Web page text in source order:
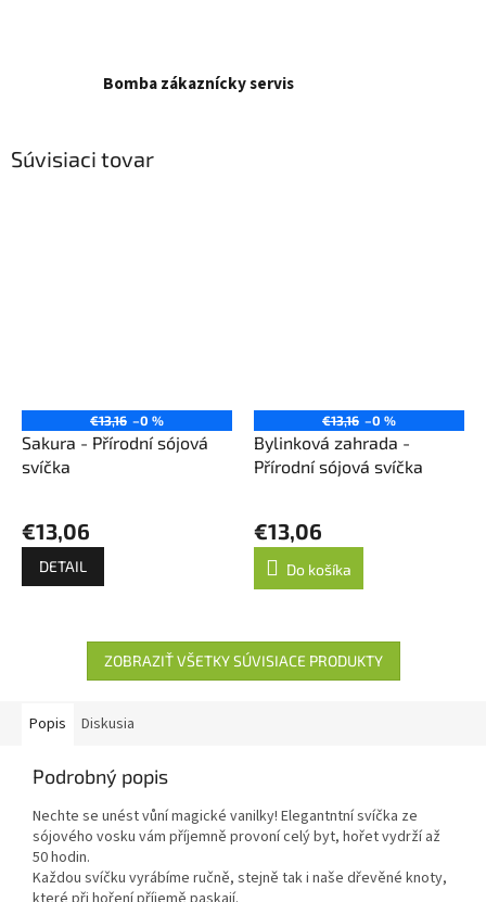
Bomba zákaznícky servis
Súvisiaci tovar
€13,16 –0 %
Sakura - Přírodní sójová
svíčka
€13,06
DETAIL
€13,16 –0 %
Bylinková zahrada -
Přírodní sójová svíčka
€13,06
Do košíka
ZOBRAZIŤ VŠETKY SÚVISIACE PRODUKTY
Popis Diskusia
Podrobný popis
Nechte se unést vůní magické vanilky! Elegantntní svíčka ze
sójového vosku vám příjemně provoní celý byt, hořet vydrží až
50 hodin.
Každou svíčku vyrábíme ručně, stejně tak i naše dřevěné knoty,